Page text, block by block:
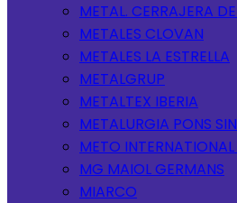
METAL. CERRAJERA
METALES CLOVAN
METALES LA ESTRELLA
METALGRUP
METALTEX IBERIA
METALURGIA PONS
METO
MG MAIOL GERMANS
MIARCO